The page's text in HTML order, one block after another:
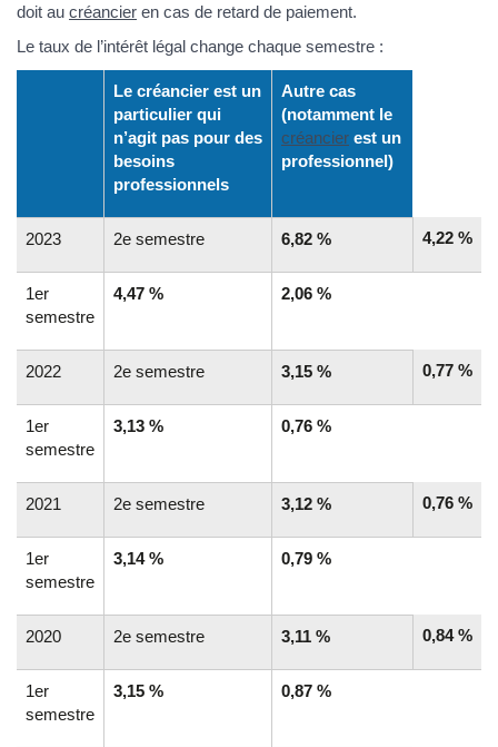
doit au créancier en cas de retard de paiement.
Le taux de l’intérêt légal change chaque semestre :
Le créancier est un
particulier qui
n’agit pas pour des
besoins
professionnels
Autre cas
(notamment le
créancier est un
professionnel)
2023 2e semestre 6,82 % 4,22 %
1er
semestre
4,47 % 2,06 %
2022 2e semestre 3,15 % 0,77 %
1er
semestre
3,13 % 0,76 %
2021 2e semestre 3,12 % 0,76 %
1er
semestre
3,14 % 0,79 %
2020 2e semestre 3,11 % 0,84 %
1er
semestre
3,15 % 0,87 %